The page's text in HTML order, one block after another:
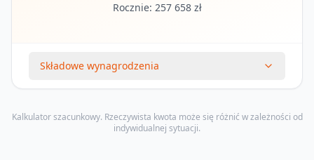
Rocznie: 257 658 zł
Składowe wynagrodzenia
Kalkulator szacunkowy. Rzeczywista kwota może się różnić w zależności od
indywidualnej sytuacji.